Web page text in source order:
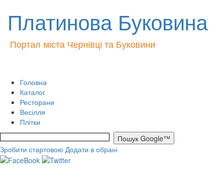
Платинова Буковина
Портал міста Чернівці та Буковини
Головна
Каталог
Ресторани
Весілля
Плітки
Зробити стартовою Додати в обрані